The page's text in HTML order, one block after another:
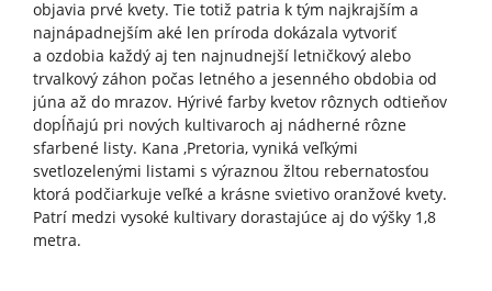
objavia prvé kvety. Tie totiž patria k tým najkrajším a
najnápadnejším aké len príroda dokázala vytvoriť
a ozdobia každý aj ten najnudnejší letničkový alebo
trvalkový záhon počas letného a jesenného obdobia od
júna až do mrazov. Hýrivé farby kvetov rôznych odtieňov
dopĺňajú pri nových kultivaroch aj nádherné rôzne
sfarbené listy. Kana ,Pretoria, vyniká veľkými
svetlozelenými listami s výraznou žltou rebernatosťou
ktorá podčiarkuje veľké a krásne svietivo oranžové kvety.
Patrí medzi vysoké kultivary dorastajúce aj do výšky 1,8
metra.